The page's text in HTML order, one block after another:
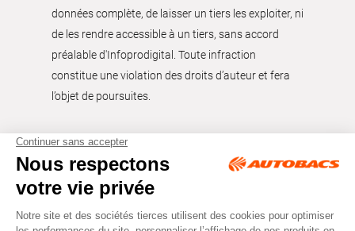
données complète, de laisser un tiers les exploiter, ni
de les rendre accessible à un tiers, sans accord
préalable d'Infoprodigital. Toute infraction
constitue une violation des droits d’auteur et fera
l’objet de poursuites.